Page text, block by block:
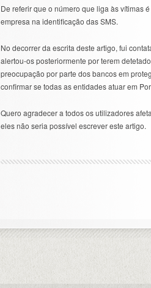
De referir que o número que liga às vítimas
empresa na identificação das SMS.
No decorrer da escrita deste artigo, fui
alertou-os posteriormente por terem
preocupação por parte dos bancos em
confirmar se todas as entidades atuar em
Quero agradecer a todos os utilizadores
eles não seria possível escrever este artigo.